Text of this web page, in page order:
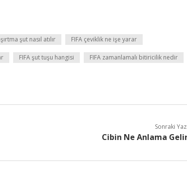
şut nasıl atılır FIFA çeviklik ne işe yarar
FIFA şut tuşu hangisi FIFA zamanlamalı bitiricilik nedir
Sonraki
Cibin Ne Anlama